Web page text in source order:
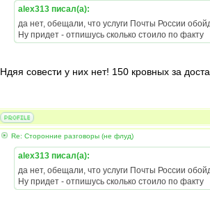
alex313 писал(а):
да нет, обещали, что услуги Почты России
Ну придет - отпишусь сколько стоило по факту
Ндяя совести у них нет! 150 кровных за
Re: Сторонние разговоры (не флуд)
alex313 писал(а):
да нет, обещали, что услуги Почты России
Ну придет - отпишусь сколько стоило по факту